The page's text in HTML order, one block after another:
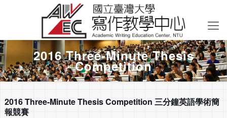
2016 Three-Minute Thesis
Competition
2016 Three-Minute Thesis Competition 三分鐘英語學術簡
報競賽